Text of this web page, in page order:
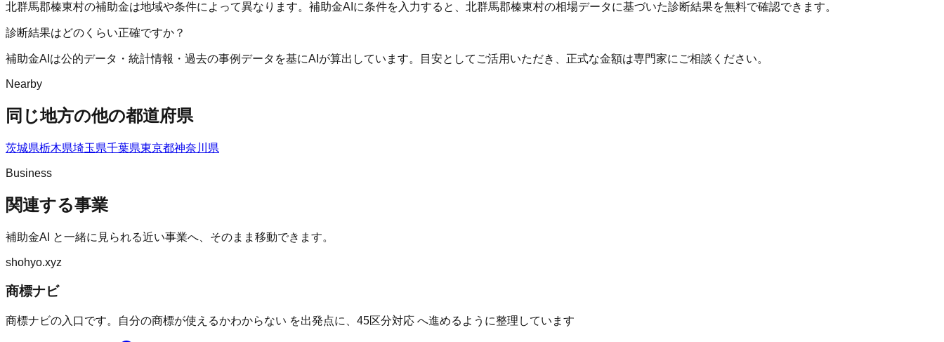
北群馬郡榛東村の補助金は地域や条件によって異なります。補助金AIに条件を入力すると、北群馬郡榛東村の相場データに基づいた診断結果を無料で確認できます。
診断結果はどのくらい正確ですか？
補助金AIは公的データ・統計情報・過去の事例データを基にAIが算出しています。目安としてご活用いただき、正式な金額は専門家にご相談ください。
Nearby
同じ地方の他の都道府県
茨城県栃木県埼玉県千葉県東京都神奈川県
Business
関連する事業
補助金AI と一緒に見られる近い事業へ、そのまま移動できます。
shohyo.xyz
商標ナビ
商標ナビの入口です。自分の商標が使えるかわからない を出発点に、45区分対応 へ進めるように整理しています